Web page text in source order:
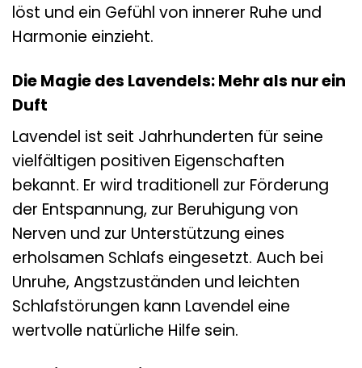
löst und ein Gefühl von innerer Ruhe und
Harmonie einzieht.
Die Magie des Lavendels: Mehr als nur ein
Duft
Lavendel ist seit Jahrhunderten für seine
vielfältigen positiven Eigenschaften
bekannt. Er wird traditionell zur Förderung
der Entspannung, zur Beruhigung von
Nerven und zur Unterstützung eines
erholsamen Schlafs eingesetzt. Auch bei
Unruhe, Angstzuständen und leichten
Schlafstörungen kann Lavendel eine
wertvolle natürliche Hilfe sein.